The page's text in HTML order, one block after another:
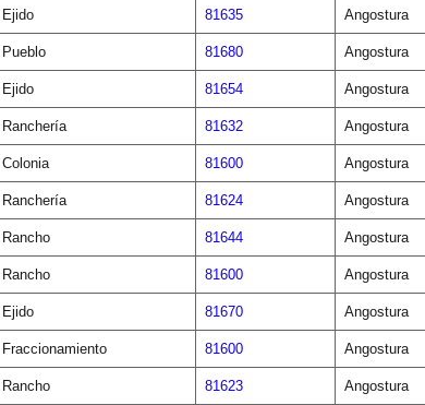
Ejido 81635 Angostura
Pueblo 81680 Angostura
Ejido 81654 Angostura
Ranchería 81632 Angostura
Colonia 81600 Angostura
Ranchería 81624 Angostura
Rancho 81644 Angostura
Rancho 81600 Angostura
Ejido 81670 Angostura
Fraccionamiento 81600 Angostura
Rancho 81623 Angostura